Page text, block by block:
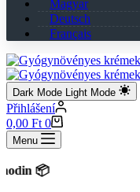
Magyar
Deutsch
Français
Dark Mode Light Mode
Přihlášení
Shopping
cart
0,00 Ft 0
Menu
📦